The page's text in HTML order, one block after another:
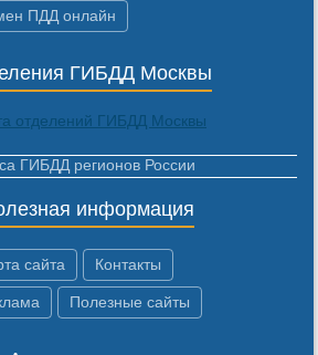
ПДД онлайн
ГИБДД Москвы
ГИБДД регионов России
информация
сайта Контакты
Полезные сайты